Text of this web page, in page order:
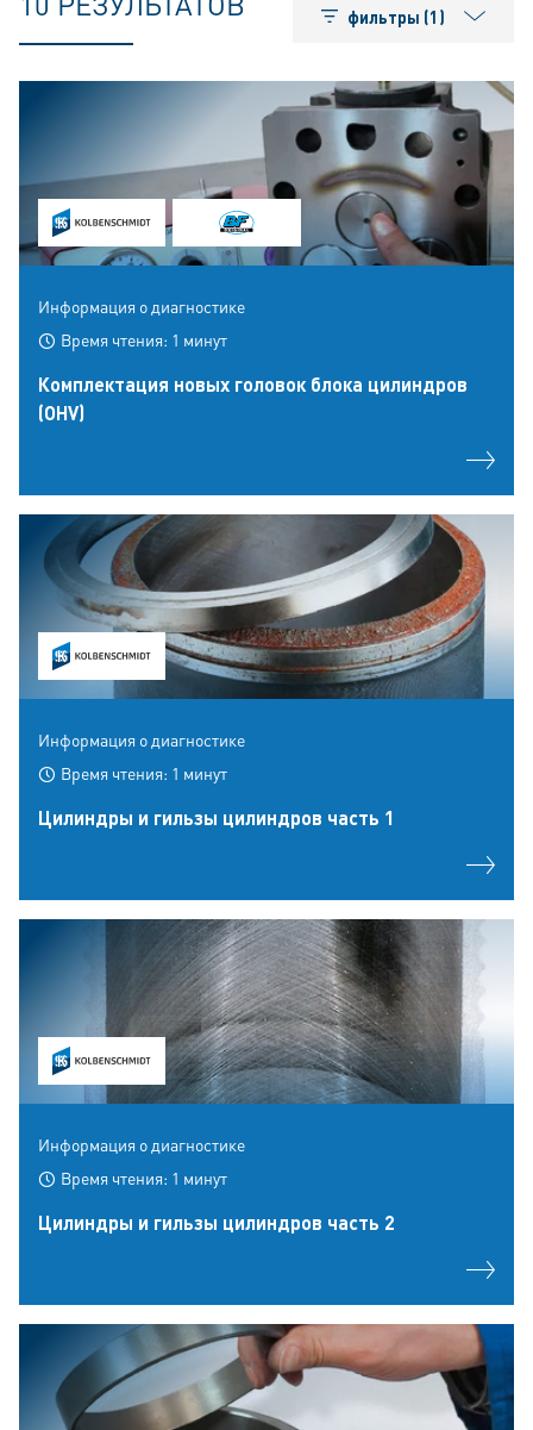
фильтры (1)
Информация о диагностике
Время чтения: 1 минут
Комплектация новых головок блока цилиндров
(OHV)
Информация о диагностике
Время чтения: 1 минут
Цилиндры и гильзы цилиндров часть 1
Информация о диагностике
Время чтения: 1 минут
Цилиндры и гильзы цилиндров часть 2